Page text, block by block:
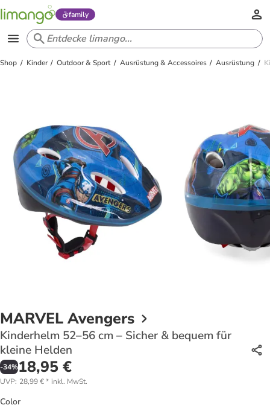
family
Shop Kinder Outdoor & Sport Ausrüstung & Accessoires Ausrüstung
MARVEL Avengers
Kinderhelm 52–56 cm – Sicher & bequem für
kleine Helden
-34%18,95 €
UVP: 28,99 €* inkl. MwSt.
Color